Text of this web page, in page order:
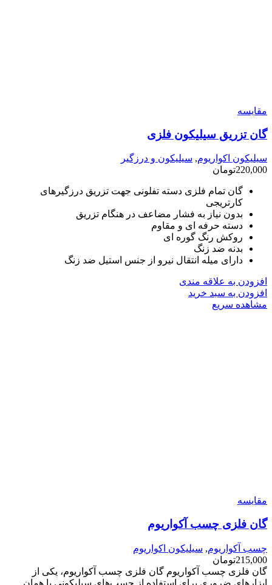
مقایسه
گان تزریق سیلیکون فلزی
سیلیکون اکواریوم, سیلیکون و درزگیر
220,000تومان
گان تمام فلزی دسته تفلونی جهت تزریق درزگیرهای
کارتریجی
بدون نیاز به فشار مضاعف در هنگام تزریق
دسته حرفه ای و مقاوم
روکش رنگ گوره ای
بدنه ضد زنگ
دارای میله انتقال نیرو از جنس استیل ضد زنگ
افزودن به علاقه مندی
افزودن به سبد خرید
مشاهده سریع
مقایسه
گان فلزی چسب آکواریوم
چسب آکواریوم, سیلیکون اکواریوم
215,000تومان
گان فلزی چسب آکواریوم گان فلزی چسب آکواریوم، یکی از
ابزارهای ضروری برای استفاده از چسب‌های سیلیکونی یا همان